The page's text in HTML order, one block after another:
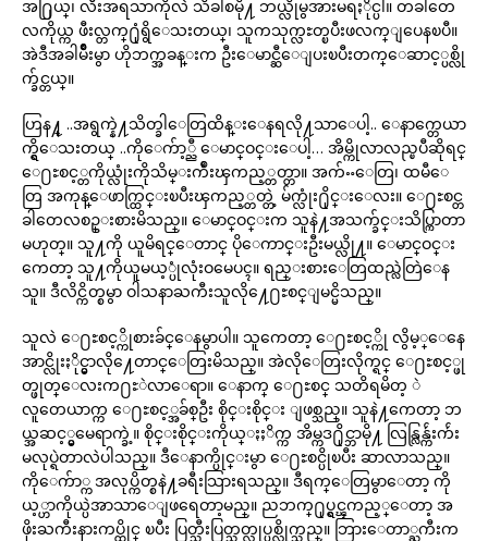
အ႐ြယ္၊ လီးအရသာကိုလဲ သိခါစမို႔ ဘယ္လိုမွအားမရႏိုင္ပါ။ တခါတေ
လကိုယ္က ဖီးလ္တက္႐ုံရွိေသးတယ္၊ သူကသုက္လႊတ္ၿပီးဖလက္ျပေနၿပီ။
အဲဒီအခါမ်ိဳးမွာ ဟိုဘက္အခန္းက ဦးေမာင္ဆီေျပးၿပီးတက္ေဆာင့္ပစ္လို
က္ခ်င္တယ္။
ဟြန႔္ ..အရွက္နဲ႔သိတ္ခါေတြထိန္းေနရလို႔သာေပါ့.. ေနာက္တေယာ
က္ရွိေသးတယ္ ..ကိုေက်ာ့္ညီ ေမာင္ဝင္းေပါ့… အိမ္ကိုလာလည္ၿပီဆိုရင္
ေ႐ႊစင့္တကိုယ္လုံးကိုသိမ္းက်ဳံးၾကည့္တတ္တာ။ အက်ႌေတြ၊ ထမီေ
တြ အကုန္ေဖာက္ထြင္းၿပီးၾကည့္တတ္တဲ့ မ်က္လုံး႐ိုင္းေလး။ ေ႐ႊစင္တ
ခါတေလစဥ္းစားမိသည္။ ေမာင္ဝင္းက သူနဲ႔အသက္ခ်င္းသိပ္ကြာတာ
မဟုတ္။ သူ႔ကို ယူမိရင္ေတာင္ ပိုေကာင္းဦးမယ္လို႔။ ေမာင္ဝင္း
ကေတာ့ သူ႔ကိုယူမယ့္ပုံလုံးဝမေပၚ။ ရည္းစားေတြထည္လဲတြဲေန
သူ။ ဒီလိင္ကိတ္စမွာ ဝါသနာႀကီးသူလို႔ေ႐ႊစင္ျမင္မိသည္။
သူလဲ ေ႐ႊစင့္ကိုစားခ်င္ေနမွာပါ။ သူကေတာ့ ေ႐ႊစင့္ကို လွိမ့္ေနေ
အာင္လိုးႏိုင္မွာလို႔ေတာင္ေတြးမိသည္။ အဲလိုေတြးလိုက္ရင္ ေ႐ႊစင့္ဖု
တ္ဖုတ္ေလးက႐ႊဲလာေရာ။ ေနာက္ ေ႐ႊစင္ သတိရမိတ့ ဲ
လူတေယာက္က ေ႐ႊစင့္အခ်စ္ဦး စိုင္းစိုင္း ျဖစ္သည္။ သူနဲ႔ကေတာ့ ဘ
ယ္အဆင့္မွမေရာက္ခဲ့။ စိုင္းစိုင္းကိုယ္ႏႈိက္က အိမ္ကဒ႐ိုင္ဘာမို႔ လြန္လြန္က်ဴးက်ဴး
မလုပ္ရဲတာလဲပါသည္။ ဒီေနာက္ပိုင္းမွာ ေ႐ႊစင္ပိုၿပီး ဆာလာသည္။
ကိုေက်ာ္က အလုပ္ကိတ္စနဲ႔ခရီးသြားရသည္။ ဒီရက္ေတြမွာေတာ့ ကို
ယ့္ဟာကိုယ္ပဲအာသာေျဖရေတာ့မည္။ ညဘက္႐ုပ္ရွင္ၾကည့္ေတာ့ အ
ဖိုးႀကီးနားကပ္ထိုင္ ၿပီး ပြတ္သီးပြတ္သတ္လုပ္ပစ္လိုက္သည္။ ဘြားေတာ္ႀကီးက